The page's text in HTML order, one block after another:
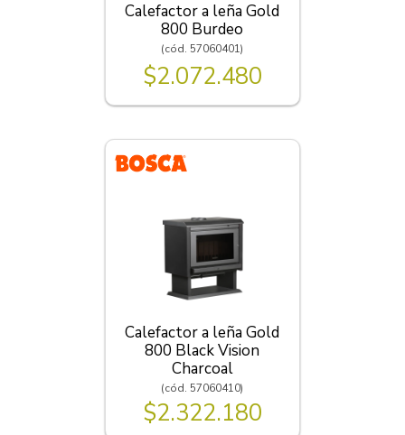
Calefactor a leña Gold
800 Burdeo
(cód. 57060401)
$2.072.480
Calefactor a leña Gold
800 Black Vision
Charcoal
(cód. 57060410)
$2.322.180